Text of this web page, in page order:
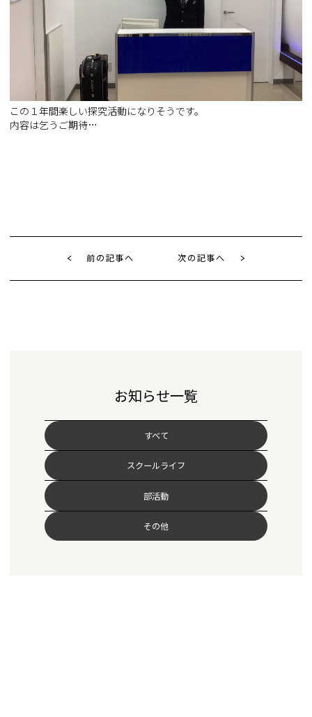
この１年間楽しい探究活動になりそうです。
内容は乞うご期待…
前の記事へ 次の記事へ
お知らせ一覧
すべて
スクールライフ
部活動
その他